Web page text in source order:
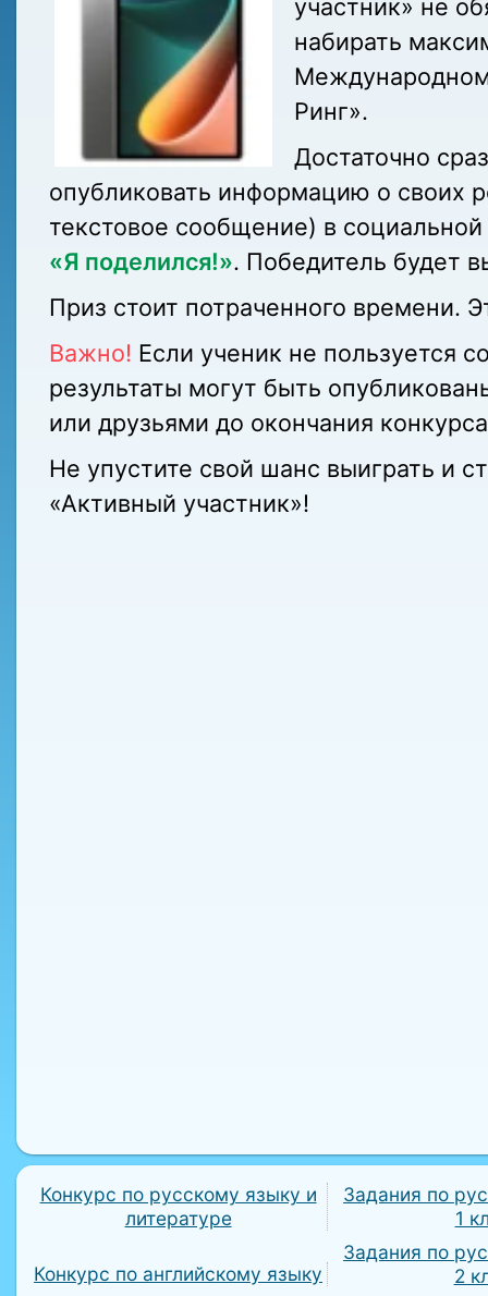
участник» не
набирать
Ринг».
Достаточно
опубликовать информацию о своих
текстовое сообщение) в
«Я поделился!». Победитель будет
Приз стоит потраченного времени.
Важно! Если ученик не пользуется
результаты могут быть
или друзьями до окончания
Не упустите свой шанс выиграть и
«Активный участник»!
Конкурс по русскому языку и
литературе
Конкурс по английскому языку
Задания по
1
Задания по
2